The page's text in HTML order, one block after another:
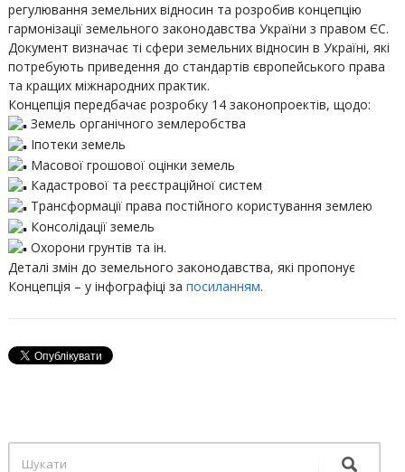
регулювання земельних відносин та розробив концепцію
гармонізації земельного законодавства України з правом ЄС.
Документ визначає ті сфери земельних відносин в Україні, які
потребують приведення до стандартів європейського права
та кращих міжнародних практик.
Концепція передбачає розробку 14 законопроектів, щодо:
Земель органічного землеробства
Іпотеки земель
Масової грошової оцінки земель
Кадастрової та реєстраційної систем
Трансформації права постійного користування землею
Консолідації земель
Охорони грунтів та ін.
Деталі змін до земельного законодавства, які пропонує
Концепція – у інфографіці за посиланням.